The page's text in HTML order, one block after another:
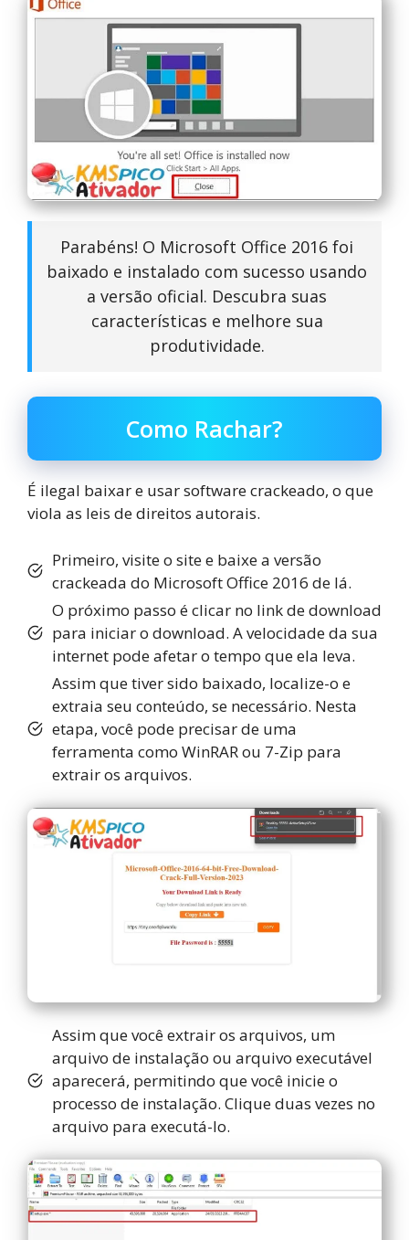
Parabéns! O Microsoft Office 2016 foi
baixado e instalado com sucesso usando
a versão oficial. Descubra suas
características e melhore sua
produtividade.
Como Rachar?
É ilegal baixar e usar software crackeado, o que
viola as leis de direitos autorais.
Primeiro, visite o site e baixe a versão
crackeada do Microsoft Office 2016 de lá.
O próximo passo é clicar no link de download
para iniciar o download. A velocidade da sua
internet pode afetar o tempo que ela leva.
Assim que tiver sido baixado, localize-o e
extraia seu conteúdo, se necessário. Nesta
etapa, você pode precisar de uma
ferramenta como WinRAR ou 7-Zip para
extrair os arquivos.
Assim que você extrair os arquivos, um
arquivo de instalação ou arquivo executável
aparecerá, permitindo que você inicie o
processo de instalação. Clique duas vezes no
arquivo para executá-lo.